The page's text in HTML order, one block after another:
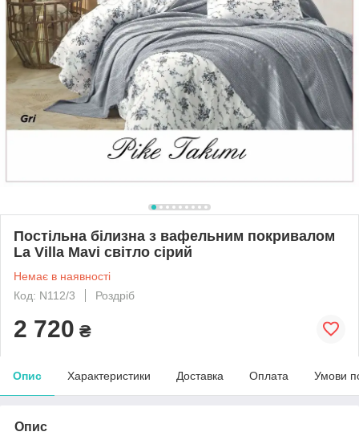
Постільна білизна з вафельним покривалом
La Villa Mavi світло сірий
Немає в наявності
Код: N112/3
Роздріб
2 720 ₴
Опис Характеристики Доставка Оплата Умови
Опис